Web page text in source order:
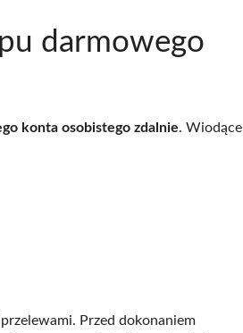
darmowego
konta osobistego zdalnie. Wiodące
Przed dokonaniem